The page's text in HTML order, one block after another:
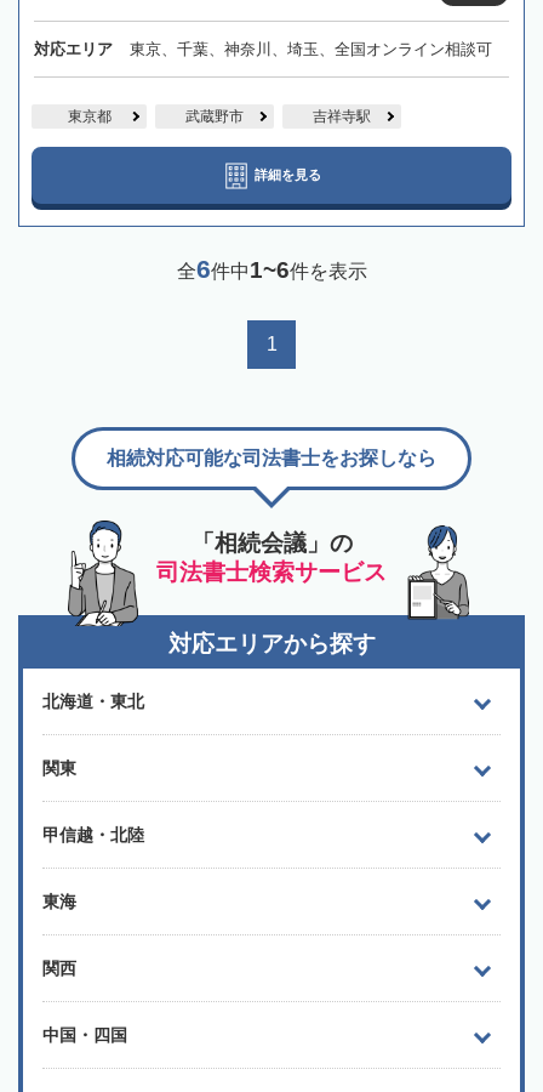
対応エリア 東京、千葉、神奈川、埼玉、全国オンライン相談可
東京都 武蔵野市 吉祥寺駅
詳細を見る
全6件中1~6件を表示
1
「相続会議」の
司法書士検索サービス
相続対応可能な司法書士をお探しなら
対応エリアから探す
北海道・東北
関東
甲信越・北陸
東海
関西
中国・四国